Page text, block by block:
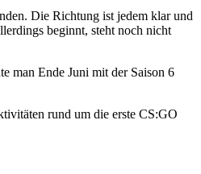
Die Richtung ist jedem klar und
beginnt, steht noch nicht
man Ende Juni mit der Saison 6
rund um die erste CS:GO